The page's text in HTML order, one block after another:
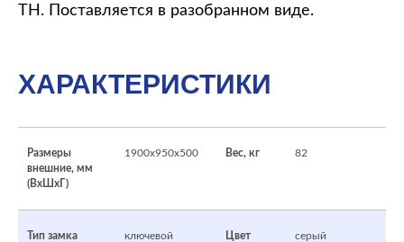
TH. Поставляется в разобранном виде.
ХАРАКТЕРИСТИКИ
Размеры
внешние, мм
(ВхШхГ)
1900x950x500 Вес, кг 82
Тип замка ключевой Цвет
серый